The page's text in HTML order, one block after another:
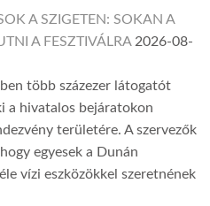
A SZIGETEN: SOKAN A
A FESZTIVÁLRA 2026-08-
több százezer látogatót
a hivatalos bejáratokon
területére. A szervezők
egyesek a Dunán
vízi eszközökkel szeretnének